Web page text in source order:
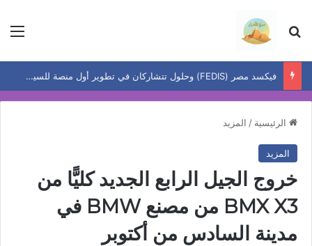
بحث عن
فيكسد مصر (FEDIS) وحلول تتشاركان في تطوير أول منصة للسياحة الصحية في مصر والشرق الأوسط وأفريقيا..
الرئيسية / المزيد
المزيد
خروج الجيل الرابع الجديد كليًّا من
BMX X3 من مصنع BMW في
مدينة السادس من أكتوبر